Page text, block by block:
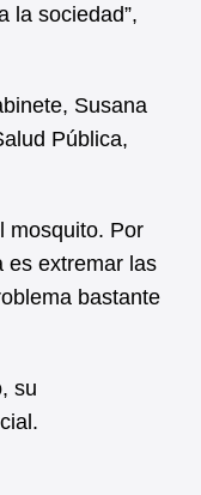
la sociedad”,
Susana
Pública,
mosquito. Por
es extremar las
bastante
su